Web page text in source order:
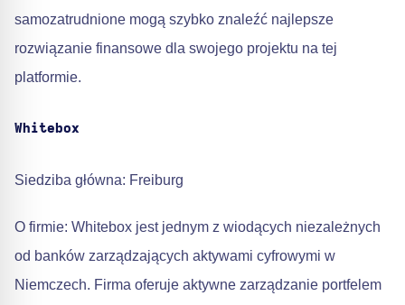
samozatrudnione mogą szybko znaleźć najlepsze
rozwiązanie finansowe dla swojego projektu na tej
platformie.
Whitebox
Siedziba główna: Freiburg
O firmie: Whitebox jest jednym z wiodących niezależnych
od banków zarządzających aktywami cyfrowymi w
Niemczech. Firma oferuje aktywne zarządzanie portfelem